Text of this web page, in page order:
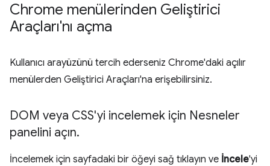
Chrome menülerinden Geliştirici
Araçları'nı açma
Kullanıcı arayüzünü tercih ederseniz Chrome'daki açılır
menülerden Geliştirici Araçları'na erişebilirsiniz.
DOM veya CSS'yi incelemek için Nesneler
panelini açın.
İncelemek için sayfadaki bir öğeyi sağ tıklayın ve İncele'yi